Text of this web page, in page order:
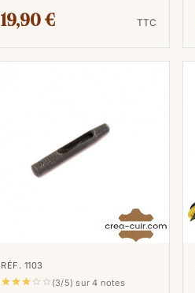
19,90 € TTC
RÉF. 1103
   (3/5) sur 4 notes